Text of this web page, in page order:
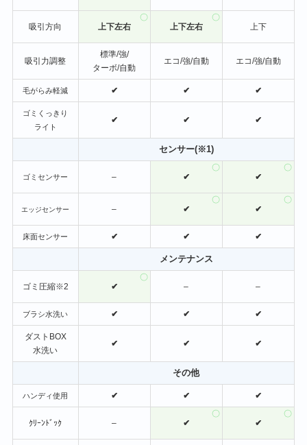
吸引方向 上下左右 上下左右 上下
吸引力調整
標準/強/
ターボ/自動
エコ/強/自動 エコ/強/自動
毛がらみ軽減 ✔ ✔ ✔
ゴミくっきり
ライト
✔ ✔ ✔
センサー(※1)
ゴミセンサー – ✔ ✔
エッジセンサー – ✔ ✔
床面センサー ✔ ✔ ✔
メンテナンス
ゴミ圧縮※2 ✔ – –
ブラシ水洗い ✔ ✔ ✔
ダストBOX
水洗い
✔ ✔ ✔
その他
ハンディ使用 ✔ ✔ ✔
ｸﾘｰﾝﾄﾞｯｸ – ✔ ✔